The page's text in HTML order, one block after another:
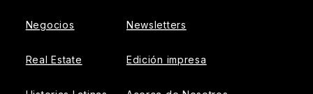
Negocios
Real Estate
Newsletters
Edición impresa